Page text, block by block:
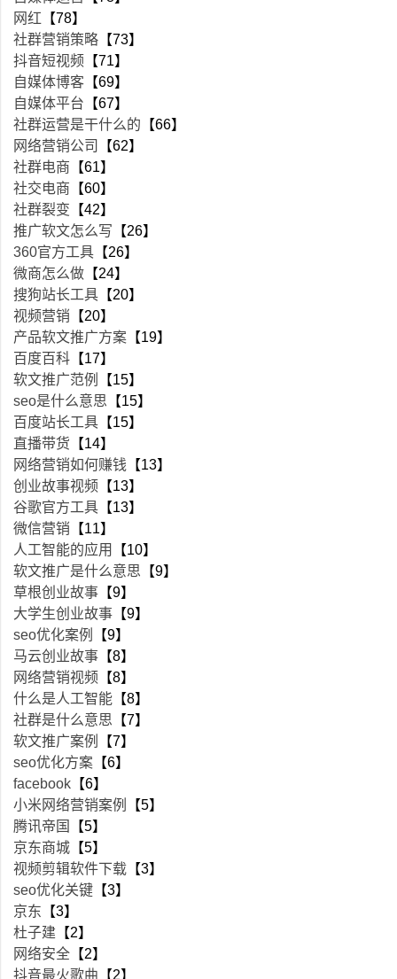
网红 【78】
社群营销策略 【73】
抖音短视频 【71】
自媒体博客 【69】
自媒体平台 【67】
社群运营是干什么的 【66】
网络营销公司
【62】
社群电商 【61】
社交电商 【60】
社群裂变 【42】
推广软文怎么写 【26】
360官方工具 【26】
微商怎么做 【24】
搜狗站长工具 【20】
视频营销 【20】
产品软文推广方案 【19】
百度百科 【17】
软文推广范例
【15】
seo是什么意思 【15】
百度站长工具 【15】
直播带货 【14】
网络营销如何赚钱 【13】
创业故事视频 【13】
谷歌官方工具 【13】
微信营销 【11】
人工智能的应用
【10】
软文推广是什么意思 【9】
草根创业故事 【9】
大学生创业故事 【9】
seo优化案例
【9】
马云创业故事 【8】
网络营销视频 【8】
什么是人工智能 【8】
社群是什么意思 【7】
软文推广案例
【7】
seo优化方案 【6】
facebook 【6】
小米网络营销案例
【5】
腾讯帝国
【5】
京东商城 【5】
视频剪辑软件下载 【3】
seo优化关键 【3】
京东 【3】
杜子建 【2】
网络安全 【2】
抖音最火歌曲 【2】